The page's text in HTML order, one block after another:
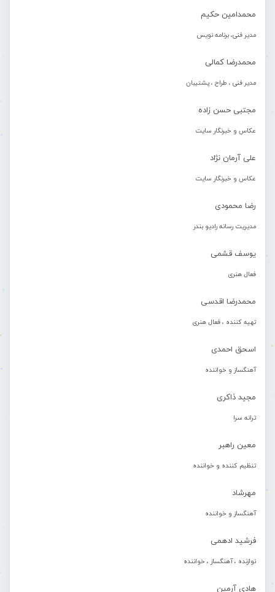
محمدامین حکیم
مدیر فنی، برنامه نویس
محمدرضا کمالی
مدیر فنی ، طراح ، پشتیبان
مجتبی حسن زاده
عکاس و خبرنگار سایت
علی آرمان نژاد
عکاس و خبرنگار سایت
رضا محمودی
مدیریت رسانه رادیو بندر
یوسف قشمی
فعال هنری
محمدرضا اقدسی
تهیه کننده ، فعال هنری
اسحق احمدی
آهنگساز و خواننده
مجید ذاکری
ترانه سرا
معین راهبر
تنظیم کننده و خواننده
مهرشاد
آهنگساز و خواننده
فرشید ادهمی
نوازنده ، آهنگساز ، خواننده
هادی آرمین